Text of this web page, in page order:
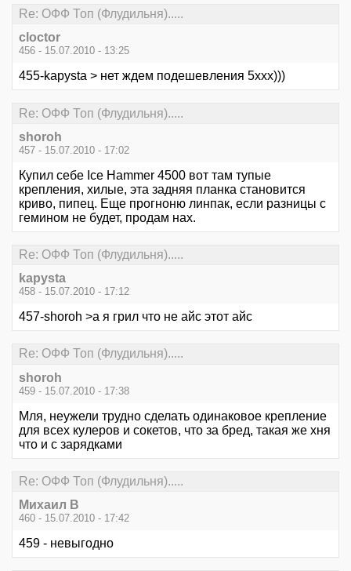
Re: ОФФ Топ (Флудильня).....
cloctor
456 - 15.07.2010 - 13:25
455-kapysta > нет ждем подешевления 5ххх)))
Re: ОФФ Топ (Флудильня).....
shoroh
457 - 15.07.2010 - 17:02
Купил себе Ice Hammer 4500 вот там тупые
крепления, хилые, эта задняя планка становится
криво, пипец. Еще прогноню линпак, если разницы с
гемином не будет, продам нах.
Re: ОФФ Топ (Флудильня).....
kapysta
458 - 15.07.2010 - 17:12
457-shoroh >а я грил что не айс этот айс
Re: ОФФ Топ (Флудильня).....
shoroh
459 - 15.07.2010 - 17:38
Мля, неужели трудно сделать одинаковое крепление
для всех кулеров и сокетов, что за бред, такая же хня
что и с зарядками
Re: ОФФ Топ (Флудильня).....
Михаил В
460 - 15.07.2010 - 17:42
459 - невыгодно